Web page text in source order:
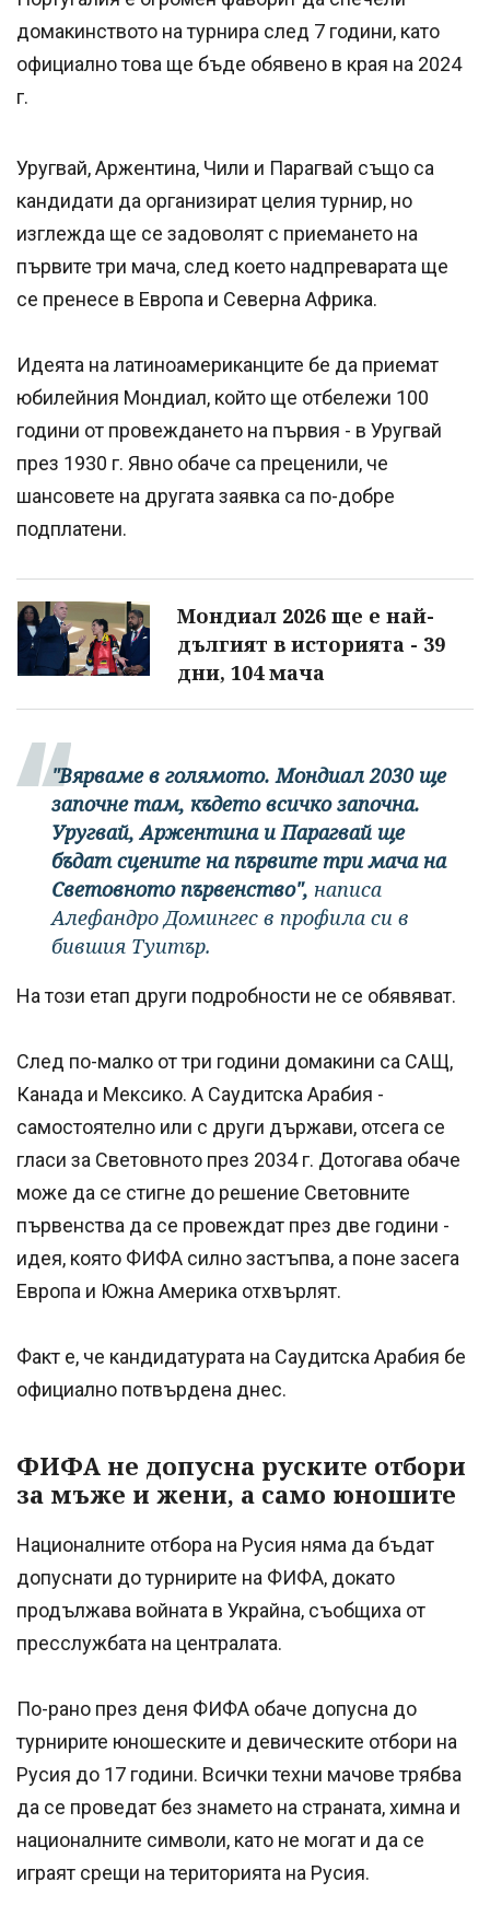
домакинството на турнира след 7 години, като
официално това ще бъде обявено в края на 2024
г.
Уругвай, Аржентина, Чили и Парагвай също са
кандидати да организират целия турнир, но
изглежда ще се задоволят с приемането на
първите три мача, след което надпреварата ще
се пренесе в Европа и Северна Африка.
Идеята на латиноамериканците бе да приемат
юбилейния Мондиал, който ще отбележи 100
години от провеждането на първия - в Уругвай
през 1930 г. Явно обаче са преценили, че
шансовете на другата заявка са по-добре
подплатени.
Мондиал 2026 ще е най-
дългият в историята - 39
дни, 104 мача
"Вярваме в голямото. Мондиал 2030 ще
започне там, където всичко започна.
Уругвай, Аржентина и Парагвай ще
бъдат сцените на първите три мача на
Световното първенство", написа
Алефандро Домингес в профила си в
бившия Туитър.
На този етап други подробности не се обявяват.
След по-малко от три години домакини са САЩ,
Канада и Мексико. А Саудитска Арабия -
самостоятелно или с други държави, отсега се
гласи за Световното през 2034 г. Дотогава обаче
може да се стигне до решение Световните
първенства да се провеждат през две години -
идея, която ФИФА силно застъпва, а поне засега
Европа и Южна Америка отхвърлят.
Факт е, че кандидатурата на Саудитска Арабия бе
официално потвърдена днес.
ФИФА не допусна руските отбори
за мъже и жени, а само юношите
Националните отбора на Русия няма да бъдат
допуснати до турнирите на ФИФА, докато
продължава войната в Украйна, съобщиха от
пресслужбата на централата.
По-рано през деня ФИФА обаче допусна до
турнирите юношеските и девическите отбори на
Русия до 17 години. Всички техни мачове трябва
да се проведат без знамето на страната, химна и
националните символи, като не могат и да се
играят срещи на територията на Русия.